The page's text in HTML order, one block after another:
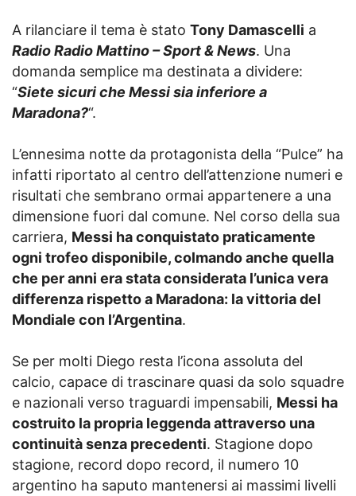
A rilanciare il tema è stato Tony Damascelli a
Radio Radio Mattino – Sport & News. Una
domanda semplice ma destinata a dividere:
“Siete sicuri che Messi sia inferiore a
Maradona?“.
L’ennesima notte da protagonista della “Pulce” ha
infatti riportato al centro dell’attenzione numeri e
risultati che sembrano ormai appartenere a una
dimensione fuori dal comune. Nel corso della sua
carriera, Messi ha conquistato praticamente
ogni trofeo disponibile, colmando anche quella
che per anni era stata considerata l’unica vera
differenza rispetto a Maradona: la vittoria del
Mondiale con l’Argentina.
Se per molti Diego resta l’icona assoluta del
calcio, capace di trascinare quasi da solo squadre
e nazionali verso traguardi impensabili, Messi ha
costruito la propria leggenda attraverso una
continuità senza precedenti. Stagione dopo
stagione, record dopo record, il numero 10
argentino ha saputo mantenersi ai massimi livelli